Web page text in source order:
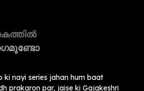
ki nayi series jahan hum baat
prakaron par, jaise ki Gajakeshri